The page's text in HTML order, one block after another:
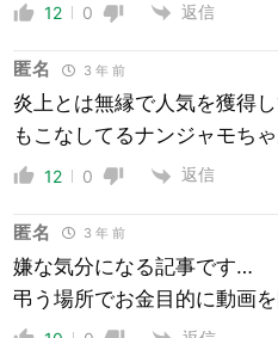
12 0 返信
匿名 3 年 前
炎上とは無縁で人気を獲得
もこなしてるナンジャモち
12 0 返信
匿名 3 年 前
嫌な気分になる記事です…
弔う場所でお金目的に動画